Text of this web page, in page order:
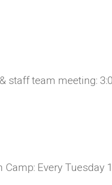
staff team meeting:
Every Tuesday